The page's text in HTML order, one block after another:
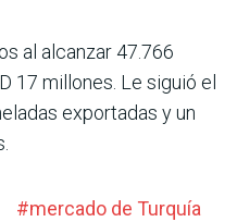
al alcanzar 47.766
17 millones. Le siguió el
expor­tadas y un
#mercado de Turquía